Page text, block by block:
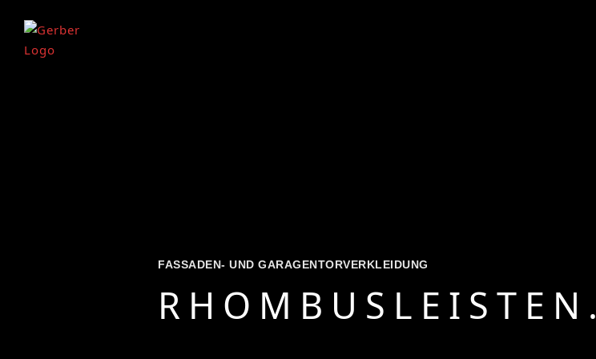
FASSADEN- UND GARAGENTORVERKLEIDUNG
RHOMBUSLEISTEN.